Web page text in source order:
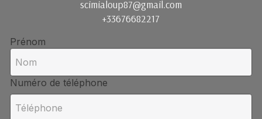
scimialoup87@gmail.com
+33676682217
Prénom
Numéro de téléphone